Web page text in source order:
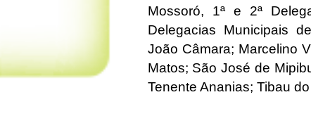
Mossoró, 1ª e 2ª
Delegacias Municipais
João Câmara; Marcelino
Matos; São José de
Tenente Ananias; Tibau